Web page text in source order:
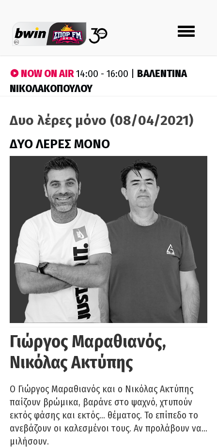
Toggle
navigation
NOW ON AIR14:00 - 16:00 | ΒΑΛΕΝΤΙΝΑ
ΝΙΚΟΛΑΚΟΠΟΥΛΟΥ
Δυο λέρες μόνο (08/04/2021)
ΔΥΟ ΛΕΡΕΣ ΜΟΝΟ
Γιώργος Μαραθιανός,
Νικόλας Ακτύπης
Ο Γιώργος Μαραθιανός και ο Νικόλας Ακτύπης
παίζουν βρώμικα, βαράνε στο ψαχνό, χτυπούν
εκτός φάσης και εκτός… θέματος. Το επίπεδο το
ανεβάζουν οι καλεσμένοι τους. Αν προλάβουν να…
μιλήσουν.